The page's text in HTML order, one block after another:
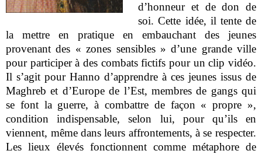
d’honneur et de don de
soi. Cette idée, il tente de
la mettre en pratique en embauchant des jeunes
provenant des « zones sensibles » d’une grande ville
pour participer à des combats fictifs pour un clip vidéo.
Il s’agit pour Hanno d’apprendre à ces jeunes issus de
Maghreb et d’Europe de l’Est, membres de gangs qui
se font la guerre, à combattre de façon « propre »,
condition indispensable, selon lui, pour qu’ils en
viennent, même dans leurs affrontements, à se respecter.
Les lieux élevés fonctionnent comme métaphore de